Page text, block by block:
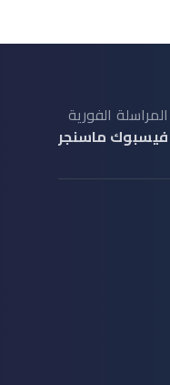
المراسلة الفورية
فيسبوك ماسنجر